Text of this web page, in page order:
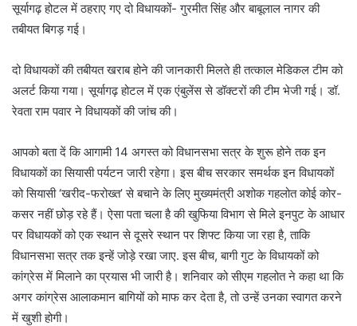
सूर्यागढ़ होटल में ठहराए गए दो विधायकों- गुरमीत सिंह और बाबूलाल नागर की
तबीयत बिगड़ गई।
दो विधायकों की तबीयत खराब होने की जानकारी मिलते ही तत्काल मेडिकल टीम को
अलर्ट किया गया। सूर्यागढ़ होटल में एक एंबुलेंस से डॉक्टरों की टीम भेजी गई। डॉ.
रेवता राम पवार ने विधायकों की जांच की।
आपको बता दें कि आगामी 14 अगस्त को विधानसभा सत्र के शुरू होने तक इन
विधायकों का सियासी पर्यटन जारी रहेगा। इस बीच सरकार समर्थक इन विधायकों
को सियासी ‘खरीद-फरोख्त’ से बचाने के लिए मुख्यमंत्री अशोक गहलोत कोई कोर-
कसर नहीं छोड़ रहे हैं। ऐसा पता चला है की खुफिया विभाग से मिले इनपुट के आधार
पर विधायकों को एक स्थान से दूसरे स्थान पर शिफ्ट किया जा रहा है, ताकि
विधानसभा सत्र तक इन्हें जोड़े रखा जाए. इस बीच, बागी गुट के विधायकों को
कांग्रेस में मिलाने का प्रयास भी जारी है। शनिवार को सीएम गहलोत ने कहा था कि
अगर कांग्रेस आलाकमान बागियों को माफ कर देता है, तो उन्हें उनका स्वागत करने
में खुशी होगी।